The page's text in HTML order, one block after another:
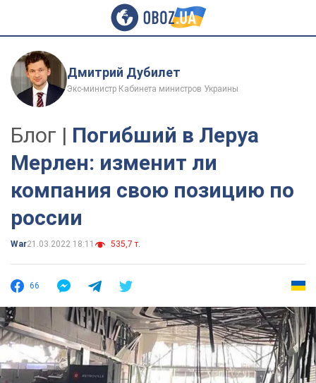
Дмитрий Дубилет
Экс-министр Кабинета министров Украины
Блог | Погибший в Леруа
Мерлен: изменит ли
компания свою позицию по
россии
War21.03.2022 18:11 535,7 т.
66